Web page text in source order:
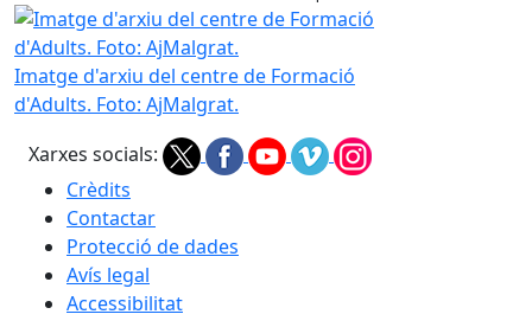
Imatge d'arxiu del centre de Formació d'Adults. Foto:
Imatge d'arxiu del centre de Formació
d'Adults. Foto: AjMalgrat.
Xarxes socials:
Crèdits
Contactar
Protecció de dades
Avís legal
Accessibilitat